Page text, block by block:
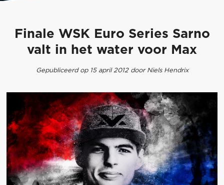
Finale WSK Euro Series Sarno
valt in het water voor Max
Gepubliceerd op 15 april 2012 door Niels Hendrix